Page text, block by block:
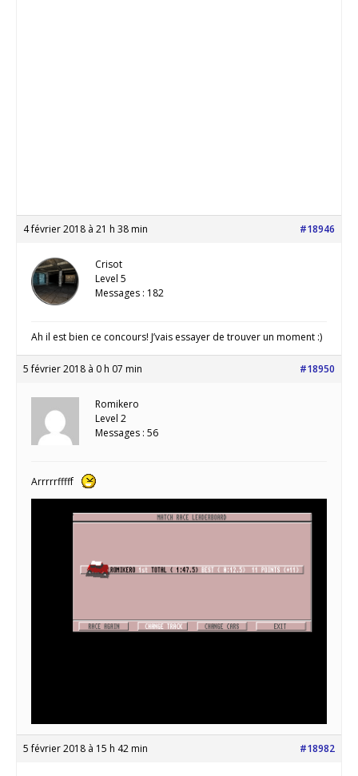
4 février 2018 à 21 h 38 min #18946
Crisot
Level 5
Messages : 182
Ah il est bien ce concours! J’vais essayer de trouver un moment :)
5 février 2018 à 0 h 07 min #18950
Romikero
Level 2
Messages : 56
Arrrrrfffff
5 février 2018 à 15 h 42 min #18982